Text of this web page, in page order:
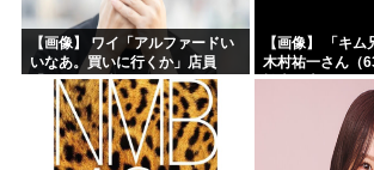
【画像】 ワイ「アルファードい
いなあ。買いに行くか」店員
「ほいっ見積もりな！」ワイ
「金額おかしくね？」←お前ら
もそう思うよな？？？？？
【画像】 「キム
木村祐一さん（
松本人志さんと
が完全に別人だ
「マジで誰かわ